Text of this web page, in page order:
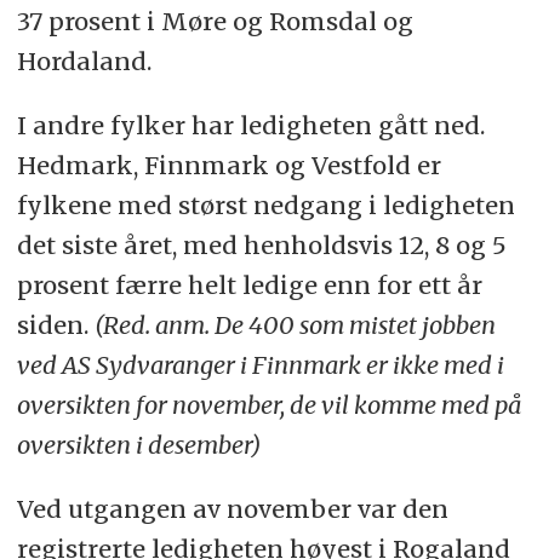
37 prosent i Møre og Romsdal og
Hordaland.
I andre fylker har ledigheten gått ned.
Hedmark, Finnmark og Vestfold er
fylkene med størst nedgang i ledigheten
det siste året, med henholdsvis 12, 8 og 5
prosent færre helt ledige enn for ett år
siden. (Red. anm. De 400 som mistet jobben
ved AS Sydvaranger i Finnmark er ikke med i
oversikten for november, de vil komme med på
oversikten i desember)
Ved utgangen av november var den
registrerte ledigheten høyest i Rogaland